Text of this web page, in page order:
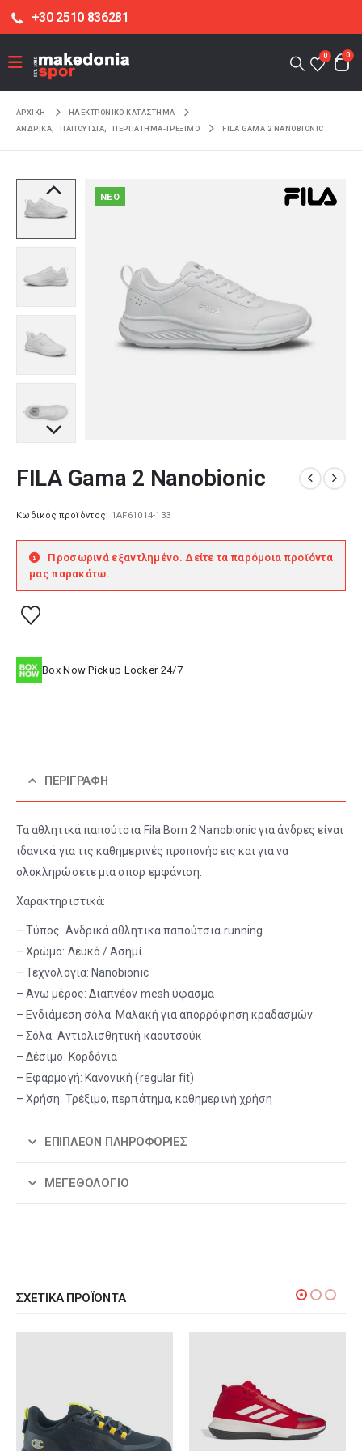
+30 2510 836281
0 0
ΑΡΧΙΚΉ
ΗΛΕΚΤΡΟΝΙΚΌ ΚΑΤΆΣΤΗΜΑ
ΑΝΔΡΙΚΑ
ΠΑΠΟΥΤΣΙΑ ΠΕΡΠΑΤΗΜΑ-ΤΡΕΞΙΜΟ FILA GAMA 2 NANOBIONIC
NEO
FILA Gama 2 Nanobionic
Κωδικός προϊόντος: 1AF61014-133
Προσωρινά εξαντλημένο. Δείτε τα παρόμοια προϊόντα
μας παρακάτω.
Box Now Pickup Locker 24/7
ΠΕΡΙΓΡΑΦΉ
Τα αθλητικά παπούτσια Fila Born 2 Nanobionic για άνδρες είναι
ιδανικά για τις καθημερινές προπονήσεις και για να
ολοκληρώσετε μια σπορ εμφάνιση.
Χαρακτηριστικά:
– Τύπος: Ανδρικά αθλητικά παπούτσια running
– Χρώμα: Λευκό / Ασημί
– Τεχνολογία: Nanobionic
– Άνω μέρος: Διαπνέον mesh ύφασμα
– Ενδιάμεση σόλα: Μαλακή για απορρόφηση κραδασμών
– Σόλα: Αντιολισθητική καουτσούκ
– Δέσιμο: Κορδόνια
– Εφαρμογή: Κανονική (regular fit)
– Χρήση: Τρέξιμο, περπάτημα, καθημερινή χρήση
ΕΠΙΠΛΈΟΝ ΠΛΗΡΟΦΟΡΊΕΣ
ΜΕΓΕΘΟΛΌΓΙΟ
ΣΧΕΤΙΚΆ ΠΡΟΪΌΝΤΑ